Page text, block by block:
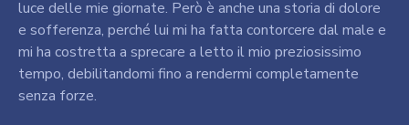
luce delle mie giornate. Però è anche una storia di dolore
e sofferenza, perché lui mi ha fatta contorcere dal male e
mi ha costretta a sprecare a letto il mio preziosissimo
tempo, debilitandomi fino a rendermi completamente
senza forze.